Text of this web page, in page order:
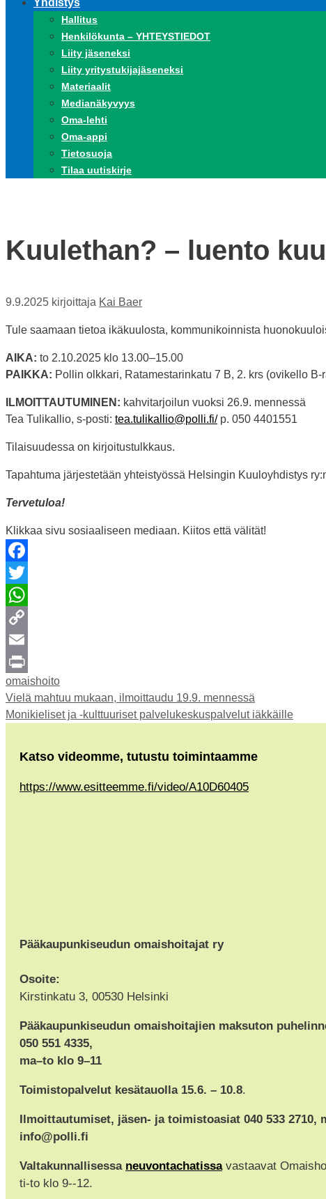
Yhdistys
Hallitus
Henkilökunta – YHTEYSTIEDOT
Liity jäseneksi
Liity yritystukijajäseneksi
Materiaalit
Medianäkyvyys
Oma-lehti
Oma-appi
Tietosuoja
Tilaa uutiskirje
Kuulethan? – luento
9.9.2025 kirjoittaja Kai Baer
Tule saamaan tietoa ikäkuulosta, kommunikoinnista
AIKA: to 2.10.2025 klo 13.00–15.00
PAIKKA: Pollin olkkari, Ratamestarinkatu 7 B, 2. krs (ovikello
ILMOITTAUTUMINEN: kahvitarjoilun vuoksi 26.9. mennessä
Tea Tulikallio, s-posti: tea.tulikallio@polli.fi/p. 050 4401551
Tilaisuudessa on kirjoitustulkkaus.
Tapahtuma järjestetään yhteistyössä Helsingin Kuuloyhdistys
Tervetuloa!
Klikkaa sivu sosiaaliseen mediaan. Kiitos että välität!
Facebook
Twitter
WhatsApp
Copy
Link
Email
Print
Kategoriat
omaishoito
Vielä mahtuu mukaan, ilmoittaudu 19.9. mennessä
Monikieliset ja -kulttuuriset palvelukeskuspalvelut iäkkäille
Katso videomme, tutustu toimintaamme
https://www.esitteemme.fi/video/A10D60405
Pääkaupunkiseudun omaishoitajat ry
Osoite:
Kirstinkatu 3, 00530 Helsinki
Pääkaupunkiseudun omaishoitajien maksuton
050 551 4335,
ma–to klo 9–11
Toimistopalvelut kesätauolla 15.6. – 10.8.
Ilmoittautumiset, jäsen- ja toimistoasiat 040 533 2710,
info@polli.fi
Valtakunnallisessa neuvontachatissavastaavat
ti-to klo 9--12.